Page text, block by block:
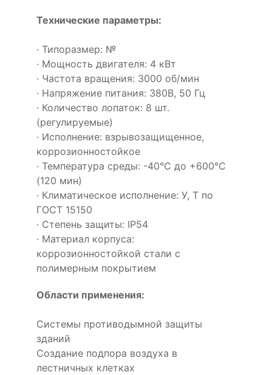
Технические параметры:
· Типоразмер: №
· Мощность двигателя: 4 кВт
· Частота вращения: 3000 об/мин
· Напряжение питания: 380В, 50 Гц
· Количество лопаток: 8 шт.
(регулируемые)
· Исполнение: взрывозащищенное,
коррозионностойкое
· Температура среды: -40°С до +600°С
(120 мин)
· Климатическое исполнение: У, Т по
ГОСТ 15150
· Степень защиты: IP54
· Материал корпуса:
коррозионностойкой стали с
полимерным покрытием
Области применения:
Системы противодымной защиты
зданий
Создание подпора воздуха в
лестничных клетках